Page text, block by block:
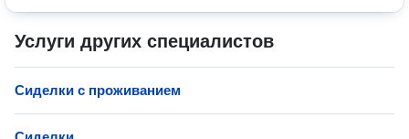
Услуги других специалистов
Сиделки с проживанием